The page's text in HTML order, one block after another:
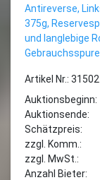
Antireverse,
375g,
und langlebige
Artikel Nr.: 31502
Auktionsbeginn:
Auktionsende:
Schätzpreis:
zzgl. Komm.:
zzgl. MwSt.:
Anzahl Bieter: